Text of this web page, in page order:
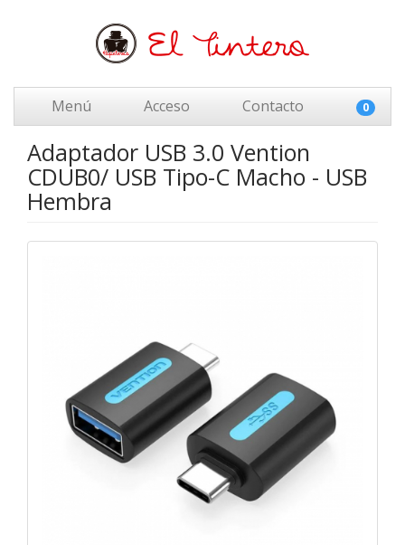
Menú Acceso Contacto 0
Adaptador USB 3.0 Vention
CDUB0/ USB Tipo-C Macho - USB
Hembra